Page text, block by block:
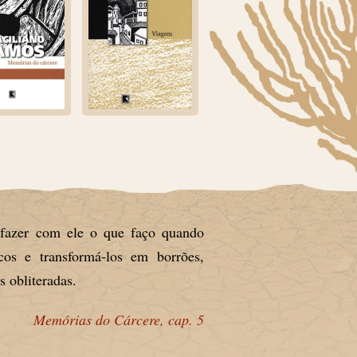
com ele o que faço quando
e transformá-los em borrões,
obliteradas.
Memórias do Cárcere, cap. 5